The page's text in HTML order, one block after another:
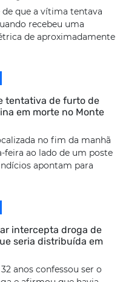
de que a vítima tentava
recebeu uma
de aproximadamente
tentativa de furto de
em morte no Monte
no fim da manhã
feira ao lado de um poste
apontam para
intercepta droga de
seria distribuída em
anos confessou ser o